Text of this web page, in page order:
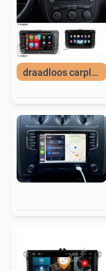
draadloos carplay